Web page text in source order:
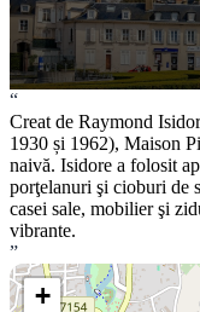
“
Creat de Raymond
1930 și 1962), Maison
naivă. Isidore a folosit
porţelanuri şi cioburi de
casei sale, mobilier şi
vibrante.
”
+